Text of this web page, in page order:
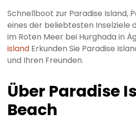
Schnellboot zur Paradise Island,
eines der beliebtesten Inselziele
im Roten Meer bei Hurghada in
island Erkunden Sie Paradise
und Ihren Freunden.
Über Paradise
Beach